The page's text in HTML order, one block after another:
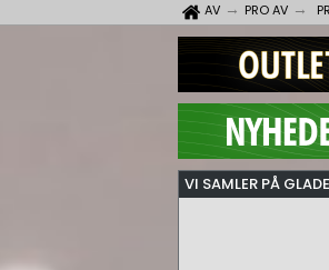
AV PRO AV
VI SAMLER PÅ